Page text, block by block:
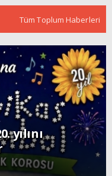
Tüm Toplum Haberleri
yılını